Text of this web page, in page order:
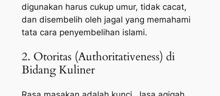
digunakan harus cukup umur, tidak cacat,
dan disembelih oleh jagal yang memahami
tata cara penyembelihan islami.
2. Otoritas (Authoritativeness) di
Bidang Kuliner